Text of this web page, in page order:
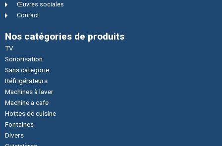
Œuvres sociales
Contact
Nos catégories de produits
TV
Sonorisation
Sans categorie
Réfrigérateurs
Machines à laver
Machine a cafe
Hottes de cuisine
Fontaines
Divers